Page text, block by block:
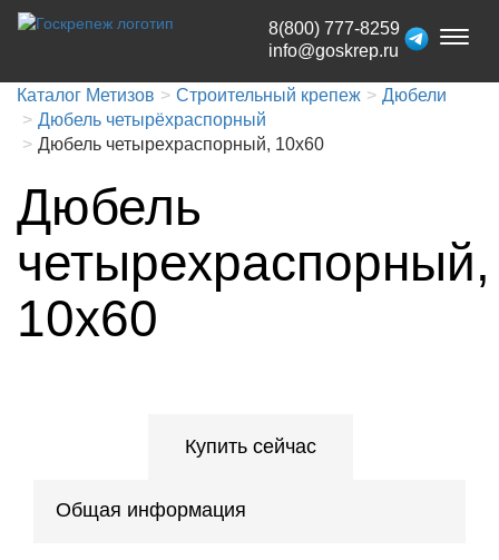
Toggle
8(800) 777-8259
info@goskrep.ru
Каталог Метизов Строительный крепеж
Дюбели
Дюбель четырёхраспорный
Дюбель четырехраспорный, 10x60
Дюбель
четырехраспорный,
10x60
Купить сейчас
Общая информация